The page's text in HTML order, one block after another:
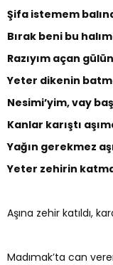
Şifa istemem
Bırak beni bu
Razıyım açan
Yeter dikenin
Nesimi’yim, vay
Kanlar karıştı
Yağın gerekmez
Yeter zehirin
Aşına zehir katıldı,
Madımak’ta can